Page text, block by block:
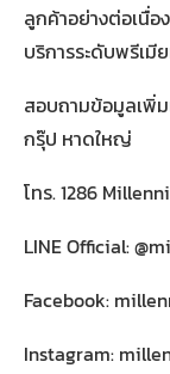
ลูกค้าอย่างต่อเนื่อ
บริการระดับพรีเมี
สอบถามข้อมูลเพิ่
กรุ๊ป หาดใหญ่
โทร. 1286
LINE Official:
Facebook:
Instagram: